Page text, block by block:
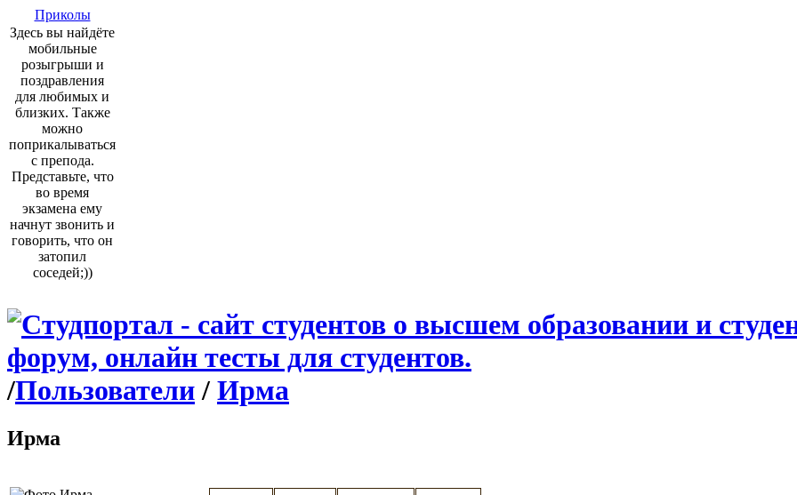
Приколы
Здесь вы найдёте
мобильные
розыгрыши и
поздравления
для любимых и
близких. Также
можно
поприкалываться
с препода.
Представьте, что
во время
экзамена ему
начнут звонить и
говорить, что он
затопил
соседей;))
/Пользователи/ Ирма
Ирма